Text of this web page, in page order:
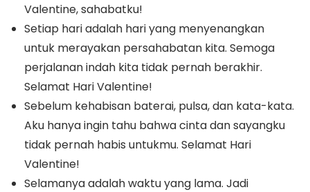
Valentine, sahabatku!
Setiap hari adalah hari yang menyenangkan
untuk merayakan persahabatan kita. Semoga
perjalanan indah kita tidak pernah berakhir.
Selamat Hari Valentine!
Sebelum kehabisan baterai, pulsa, dan kata-kata.
Aku hanya ingin tahu bahwa cinta dan sayangku
tidak pernah habis untukmu. Selamat Hari
Valentine!
Selamanya adalah waktu yang lama. Jadi